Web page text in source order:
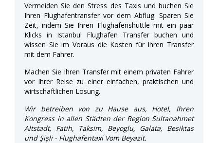
Vermeiden Sie den Stress des Taxis und buchen Sie
Ihren Flughafentransfer vor dem Abflug. Sparen Sie
Zeit, indem Sie Ihren Flughafenshuttle mit ein paar
Klicks in Istanbul Flughafen Transfer buchen und
wissen Sie im Voraus die Kosten für Ihren Transfer
mit dem Fahrer.
Machen Sie Ihren Transfer mit einem privaten Fahrer
vor Ihrer Reise zu einer einfachen, praktischen und
wirtschaftlichen Lösung.
Wir betreiben von zu Hause aus, Hotel, Ihren
Kongress in allen Städten der Region Sultanahmet
Altstadt, Fatih, Taksim, Beyoglu, Galata, Besiktas
und Şişli - Flughafentaxi Vom Beyazit.